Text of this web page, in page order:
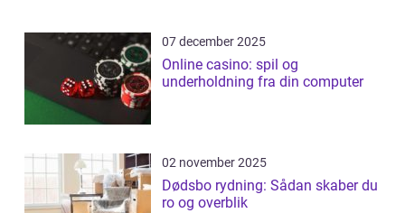
07 december 2025
Online casino: spil og
underholdning fra din computer
02 november 2025
Dødsbo rydning: Sådan skaber du
ro og overblik